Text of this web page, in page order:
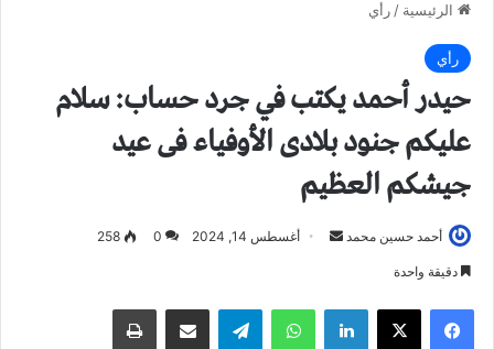
الرئيسية /رأي
رأي
حيدر أحمد يكتب في جرد حساب: سلام
عليكم جنود بلادى الأوفياء فى عيد
جيشكم العظيم
أحمد حسين محمد
ل
أغسطس 14, 2024 0
258
دقيقة واحدة
فيسبوك لينكدإن واتساب